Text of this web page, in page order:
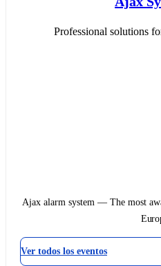
Professional solutions
Ajax alarm system — The most
Ver todos los eventos